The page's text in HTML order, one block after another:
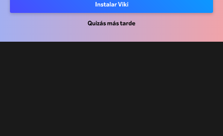
Instalar Viki
Quizás más tarde
Centro de prensa
Términos de Uso